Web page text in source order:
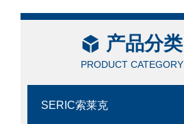
产品分类
PRODUCT CATEGORY
SERIC索莱克